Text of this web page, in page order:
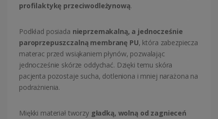
profilaktykę przeciwodleżynową.
Podkład posiada nieprzemakalną, a jednocześnie
paroprzepuszczalną membranę PU, która zabezpiecza
materac przed wsiąkaniem płynów, pozwalając
jednocześnie skórze oddychać. Dzięki temu skóra
pacjenta pozostaje sucha, dotleniona i mniej narażona na
podrażnienia.
Miękki materiał tworzy gładką, wolną od zagnieceń